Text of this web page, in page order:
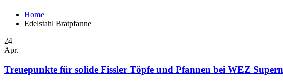
Home
Edelstahl Bratpfanne
24
Apr.
Treuepunkte für solide Fissler Töpfe und Pfannen bei WEZ